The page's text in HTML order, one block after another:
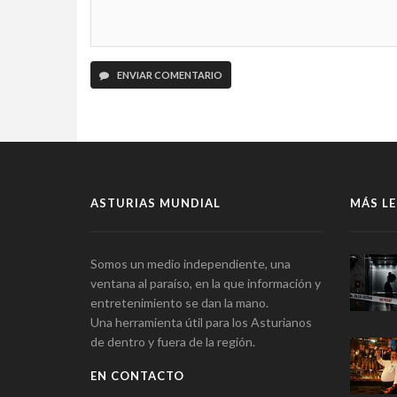
ENVIAR COMENTARIO
ASTURIAS MUNDIAL
Somos un medio independiente, una
ventana al paraíso, en la que información y
entretenimiento se dan la mano.
Una herramienta útil para los Asturianos
de dentro y fuera de la región.
EN CONTACTO
MÁS